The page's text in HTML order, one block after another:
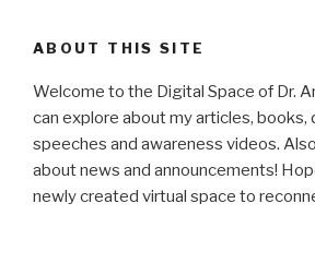
ABOUT THIS SITE
Welcome to the Digital Space of Dr.
can explore about my articles, books,
speeches and awareness videos.
about news and announcements!
newly created virtual space to